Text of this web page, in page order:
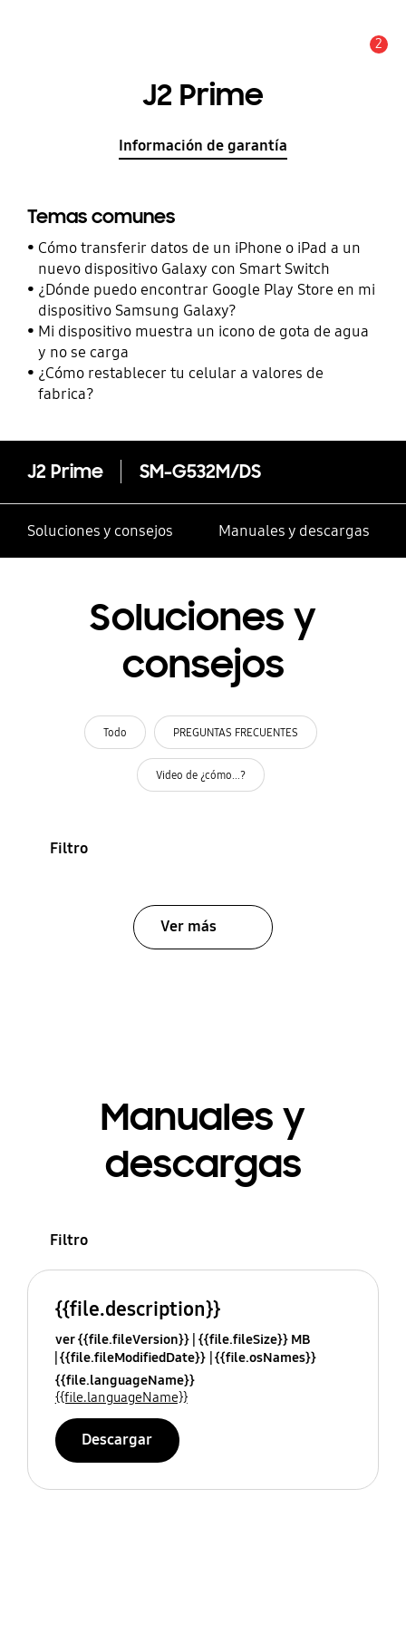
2
J2 Prime
Información de garantía
Temas comunes
Cómo transferir datos de un iPhone o iPad a un
nuevo dispositivo Galaxy con Smart Switch
¿Dónde puedo encontrar Google Play Store en mi
dispositivo Samsung Galaxy?
Mi dispositivo muestra un icono de gota de agua
y no se carga
¿Cómo restablecer tu celular a valores de
fabrica?
J2 Prime SM-G532M/DS
Soluciones y consejos Manuales y descargas
Soluciones y
consejos
Todo PREGUNTAS FRECUENTES
Video de ¿cómo...?
Filtro
Ver más
Manuales y
descargas
Filtro
{{file.description}}
ver {{file.fileVersion}} {{file.fileSize}} MB
{{file.fileModifiedDate}} {{file.osNames}}
{{file.languageName}}
{{file.languageName}}
Descargar